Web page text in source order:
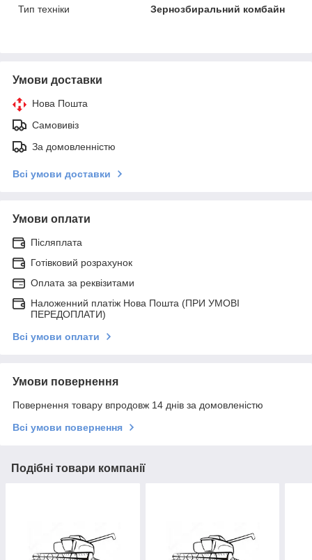
Тип техніки
Зернозбиральний комбайн
Умови доставки
Нова Пошта
Самовивіз
За домовленністю
Всі умови доставки
Умови оплати
Післяплата
Готівковий розрахунок
Оплата за реквізитами
Наложенний платіж Нова Пошта (ПРИ УМОВІ
ПЕРЕДОПЛАТИ)
Всі умови оплати
Умови повернення
Повернення товару впродовж 14 днів за домовленістю
Всі умови повернення
Подібні товари компанії